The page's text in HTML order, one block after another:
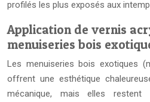
profilés les plus exposés aux
Application de vernis
menuiseries bois
Les menuiseries bois exotiques
offrent une esthétique
mécanique, mais elles restent